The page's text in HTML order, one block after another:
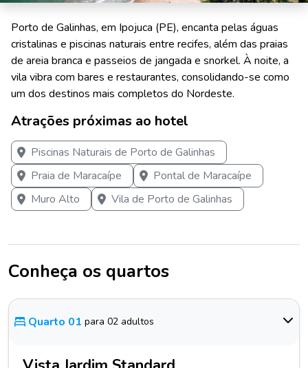
Porto de Galinhas, em Ipojuca (PE), encanta pelas águas
cristalinas e piscinas naturais entre recifes, além das praias
de areia branca e passeios de jangada e snorkel. À noite, a
vila vibra com bares e restaurantes, consolidando-se como
um dos destinos mais completos do Nordeste.
Atrações próximas ao hotel
Piscinas Naturais de Porto de Galinhas
Praia de Maracaípe
Pontal de Maracaípe
Muro Alto
Vila de Porto de Galinhas
Conheça os quartos
Quarto 01 para 02 adultos